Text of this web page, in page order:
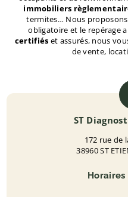
immobiliers
termites… Nous
obligatoire et le repérage
certifiés et assurés, nous
de vente,
ST
172 rue de
38960 ST
Horaires